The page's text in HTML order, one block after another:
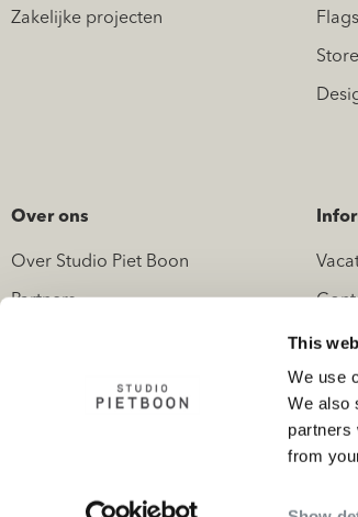
This
We use
We also
partners
from
Zakelijke projecten
Over ons
Over Studio Piet Boon
Partners
Pers
Garantievoorwaarden AVG